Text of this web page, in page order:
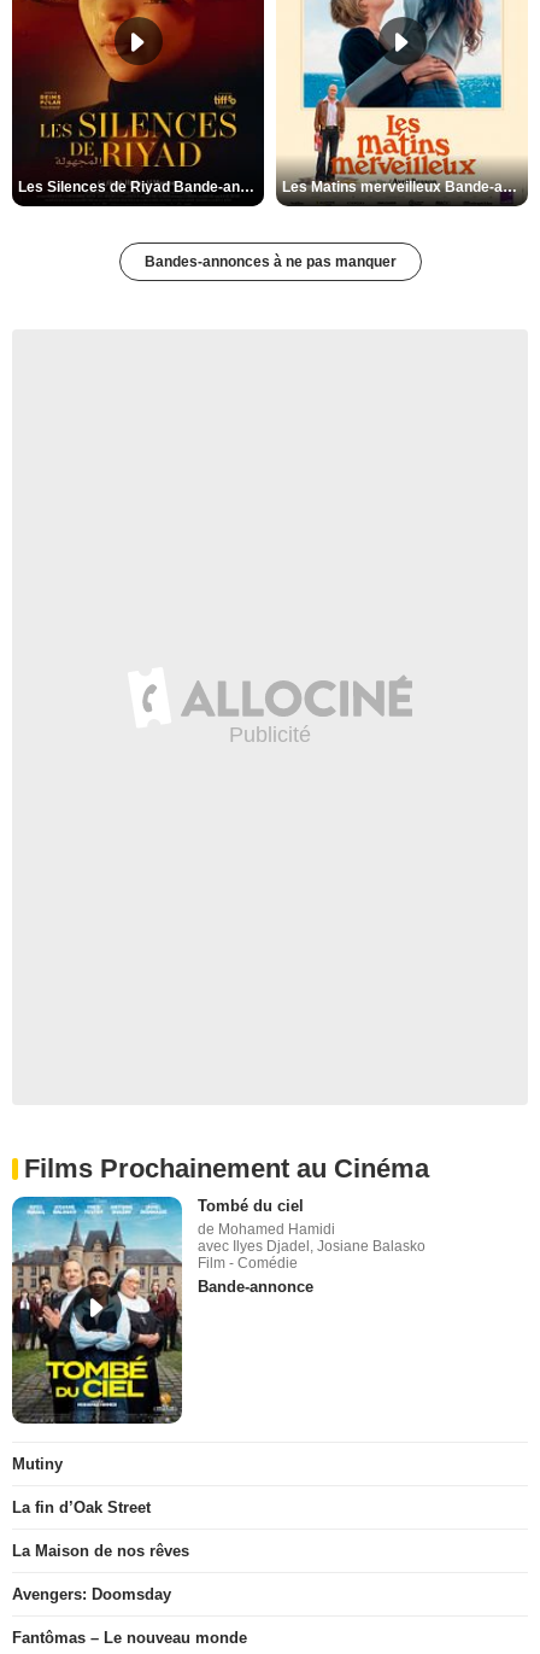
Les Silences de Riyad Bande-annonce VO STFR Les Matins merveilleux Bande-annonce VF
Bandes-annonces à ne pas manquer
Films Prochainement au Cinéma
Tombé du ciel
de Mohamed Hamidi
avec Ilyes Djadel, Josiane Balasko
Film - Comédie
Bande-annonce
Mutiny
La fin d’Oak Street
La Maison de nos rêves
Avengers: Doomsday
Fantômas – Le nouveau monde